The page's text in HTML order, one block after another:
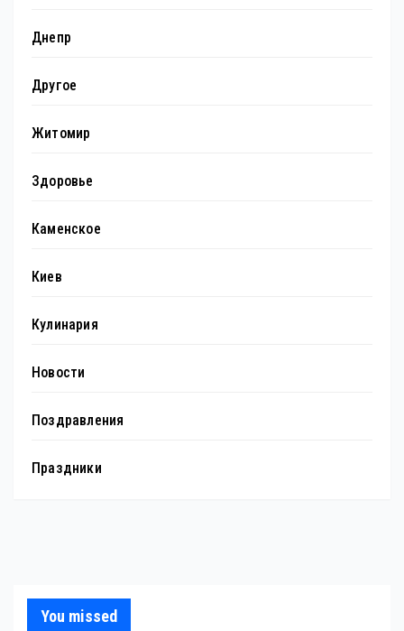
Днепр
Другое
Житомир
Здоровье
Каменское
Киев
Кулинария
Новости
Поздравления
Праздники
You missed